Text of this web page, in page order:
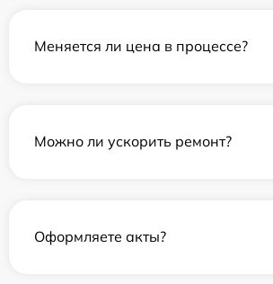
Меняется ли цена в процессе?
Можно ли ускорить ремонт?
Оформляете акты?